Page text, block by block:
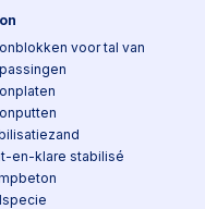
voor tal van
en-klare stabilisé